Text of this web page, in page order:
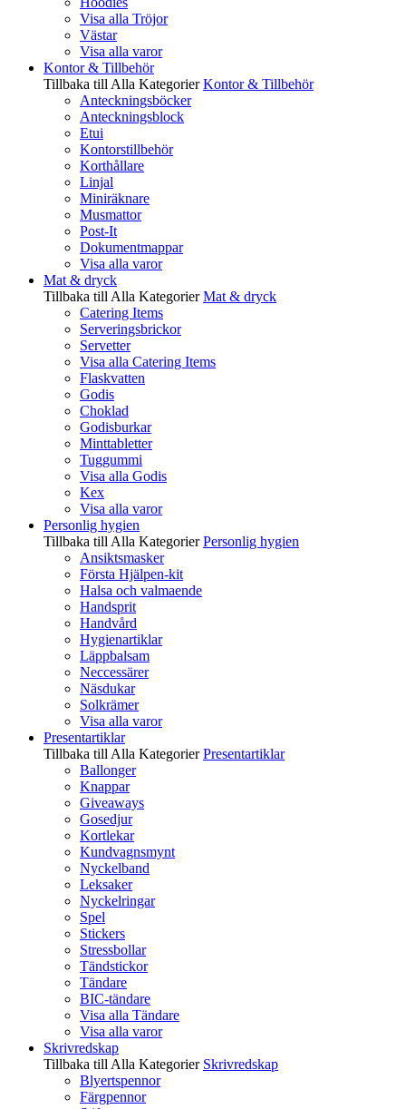
Visa alla Tröjor
Västar
Visa alla varor
Kontor & Tillbehör
Tillbaka till Alla Kategorier Kontor & Tillbehör
Anteckningsböcker
Anteckningsblock
Etui
Kontorstillbehör
Korthållare
Linjal
Miniräknare
Musmattor
Post-It
Dokumentmappar
Visa alla varor
Mat & dryck
Tillbaka till Alla Kategorier Mat & dryck
Catering Items
Serveringsbrickor
Servetter
Visa alla Catering Items
Flaskvatten
Godis
Choklad
Godisburkar
Minttabletter
Tuggummi
Visa alla Godis
Kex
Visa alla varor
Personlig hygien
Tillbaka till Alla Kategorier Personlig hygien
Ansiktsmasker
Första Hjälpen-kit
Halsa och valmaende
Handsprit
Handvård
Hygienartiklar
Läppbalsam
Neccessärer
Näsdukar
Solkrämer
Visa alla varor
Presentartiklar
Tillbaka till Alla Kategorier Presentartiklar
Ballonger
Knappar
Giveaways
Gosedjur
Kortlekar
Kundvagnsmynt
Nyckelband
Leksaker
Nyckelringar
Spel
Stickers
Stressbollar
Tändstickor
Tändare
BIC-tändare
Visa alla Tändare
Visa alla varor
Skrivredskap
Tillbaka till Alla Kategorier Skrivredskap
Blyertspennor
Färgpennor